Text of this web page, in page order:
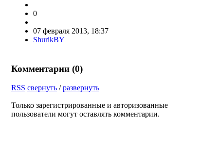
0
07 февраля 2013, 18:37
ShurikBY
Комментарии (0)
RSS свернуть /развернуть
Только зарегистрированные и авторизованные
пользователи могут оставлять комментарии.